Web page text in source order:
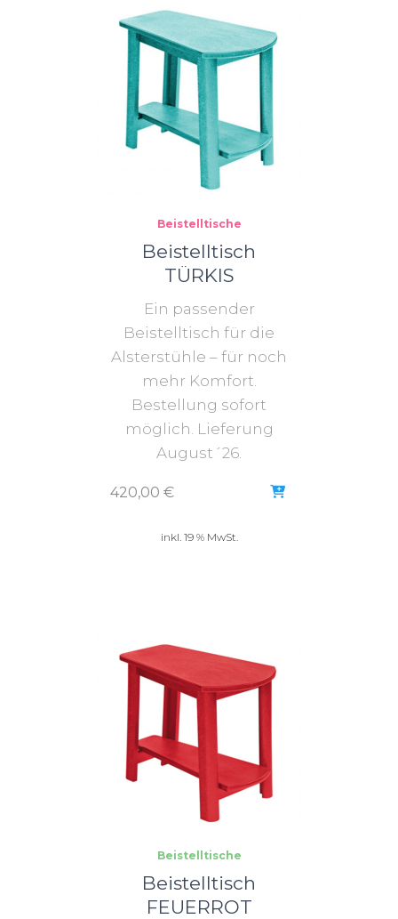
Beistelltische
Beistelltisch
TÜRKIS
Ein passender
Beistelltisch für die
Alsterstühle – für noch
mehr Komfort.
Bestellung sofort
möglich. Lieferung
August´26.
420,00 €
inkl. 19 % MwSt.
Beistelltische
Beistelltisch
FEUERROT